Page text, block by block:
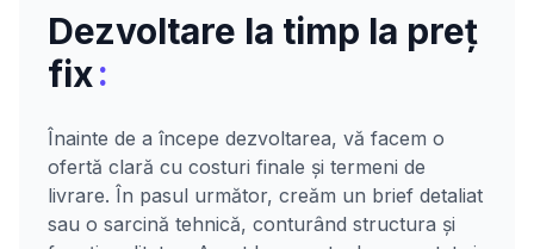
Dezvoltare la timp la preț
fix:
Înainte de a începe dezvoltarea, vă facem o
ofertă clară cu costuri finale și termeni de
livrare. În pasul următor, creăm un brief detaliat
sau o sarcină tehnică, conturând structura și